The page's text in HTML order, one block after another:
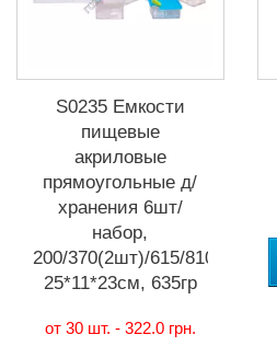
S0235 Емкости
пищевые
акриловые
прямоугольные д/
хранения 6шт/
набор,
200/370(2шт)/615/810/1230ml,
25*11*23см, 635гр
от 30 шт. - 322.0 грн.